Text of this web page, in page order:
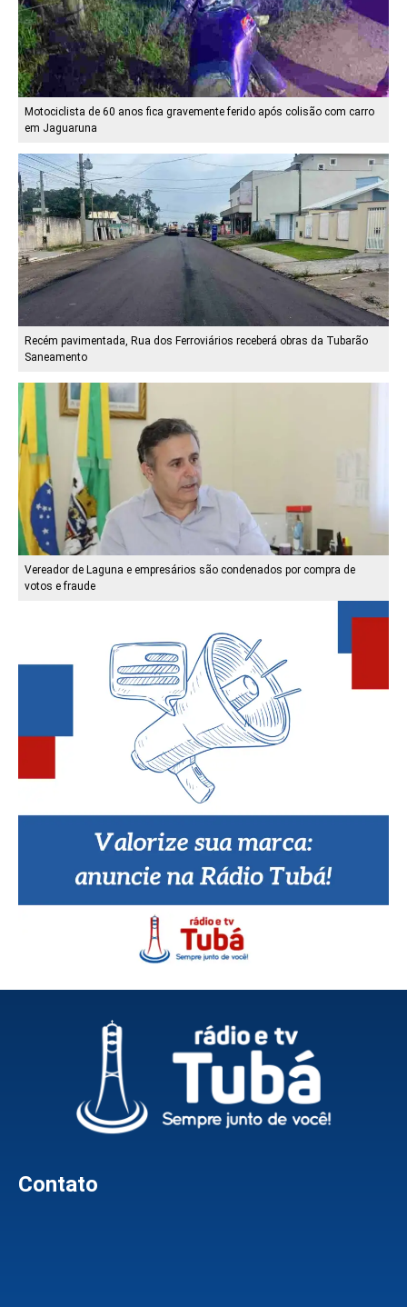
Motociclista de 60 anos fica gravemente ferido após colisão com carro
em Jaguaruna
Recém pavimentada, Rua dos Ferroviários receberá obras da Tubarão
Saneamento
Vereador de Laguna e empresários são condenados por compra de
votos e fraude
Contato